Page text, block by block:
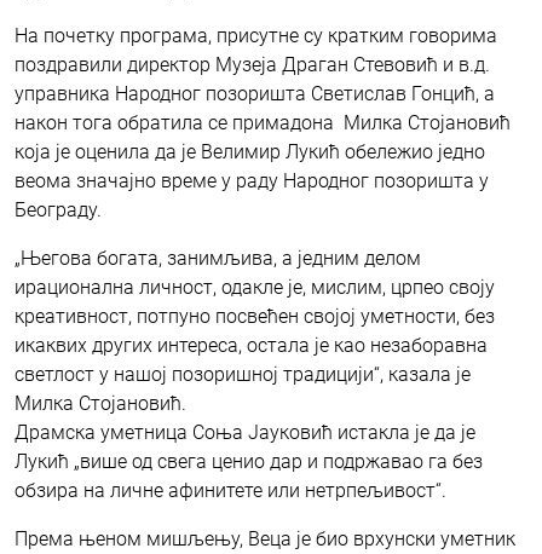
На почетку програма, присутне су кратким говорима
поздравили директор Музеја Драган Стевовић и в.д.
управника Народног позоришта Светислав Гонцић, а
након тога обратила се примадона Милка Стојановић
која је оценила да је Велимир Лукић обележио једно
веома значајно време у раду Народног позоришта у
Београду.
„Његова богата, занимљива, а једним делом
ирационална личност, одакле је, мислим, црпео своју
креативност, потпуно посвећен својој уметности, без
икаквих других интереса, остала је као незаборавна
светлост у нашој позоришној традицији“, казала је
Милка Стојановић.
Драмска уметница Соња Јауковић истакла је да је
Лукић „више од свега ценио дар и подржавао га без
обзира на личне афинитете или нетрпељивост“.
Према њеном мишљењу, Веца је био врхунски уметник